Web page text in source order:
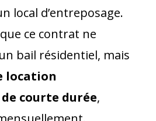
local d’entreposage.
ce contrat ne
bail résidentiel, mais
location
courte durée,